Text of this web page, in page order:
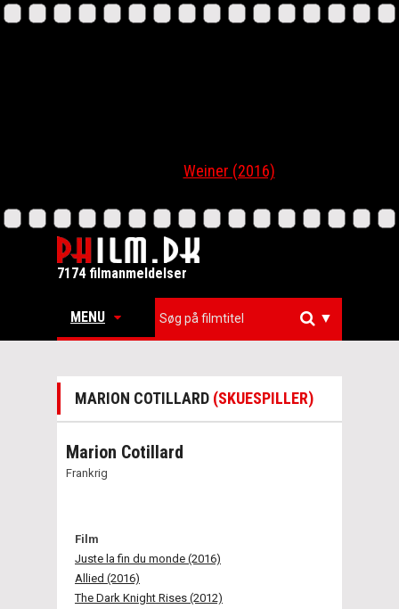
Weiner (2016)
7174 filmanmeldelser
MENU ▼
MARION COTILLARD (SKUESPILLER)
Marion Cotillard
Frankrig
Film
Juste la fin du monde (2016)
Allied (2016)
The Dark Knight Rises (2012)